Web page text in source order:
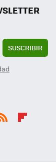
SUSCRIBIR